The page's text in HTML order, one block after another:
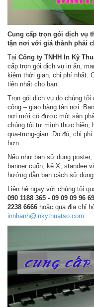
Cung cấp trọn gói dịch vụ
tận nơi với giá thành phải
Tại Công ty TNHH In Kỹ
cấp trọn gói dịch vụ in ấn,
kiệm thời gian, chi phí nhất.
tiện nhất cho bạn.
Trọn gói dịch vụ do chúng
công – giao hàng tận nơi.
nơi mới có được một sản
chúng tôi tự mình thực hiện,
qua-trung-gian. Do đó, chi
hơn.
Nếu như bạn sử dụng
banner cuốn, kệ X, standee
hướng dẫn bạn cách sử
Liên hệ ngay với chúng tôi
090 1188 365 - 09 09 09 96
2238 6666 hoặc qua địa chỉ
innhanh@inkythuatso.com.